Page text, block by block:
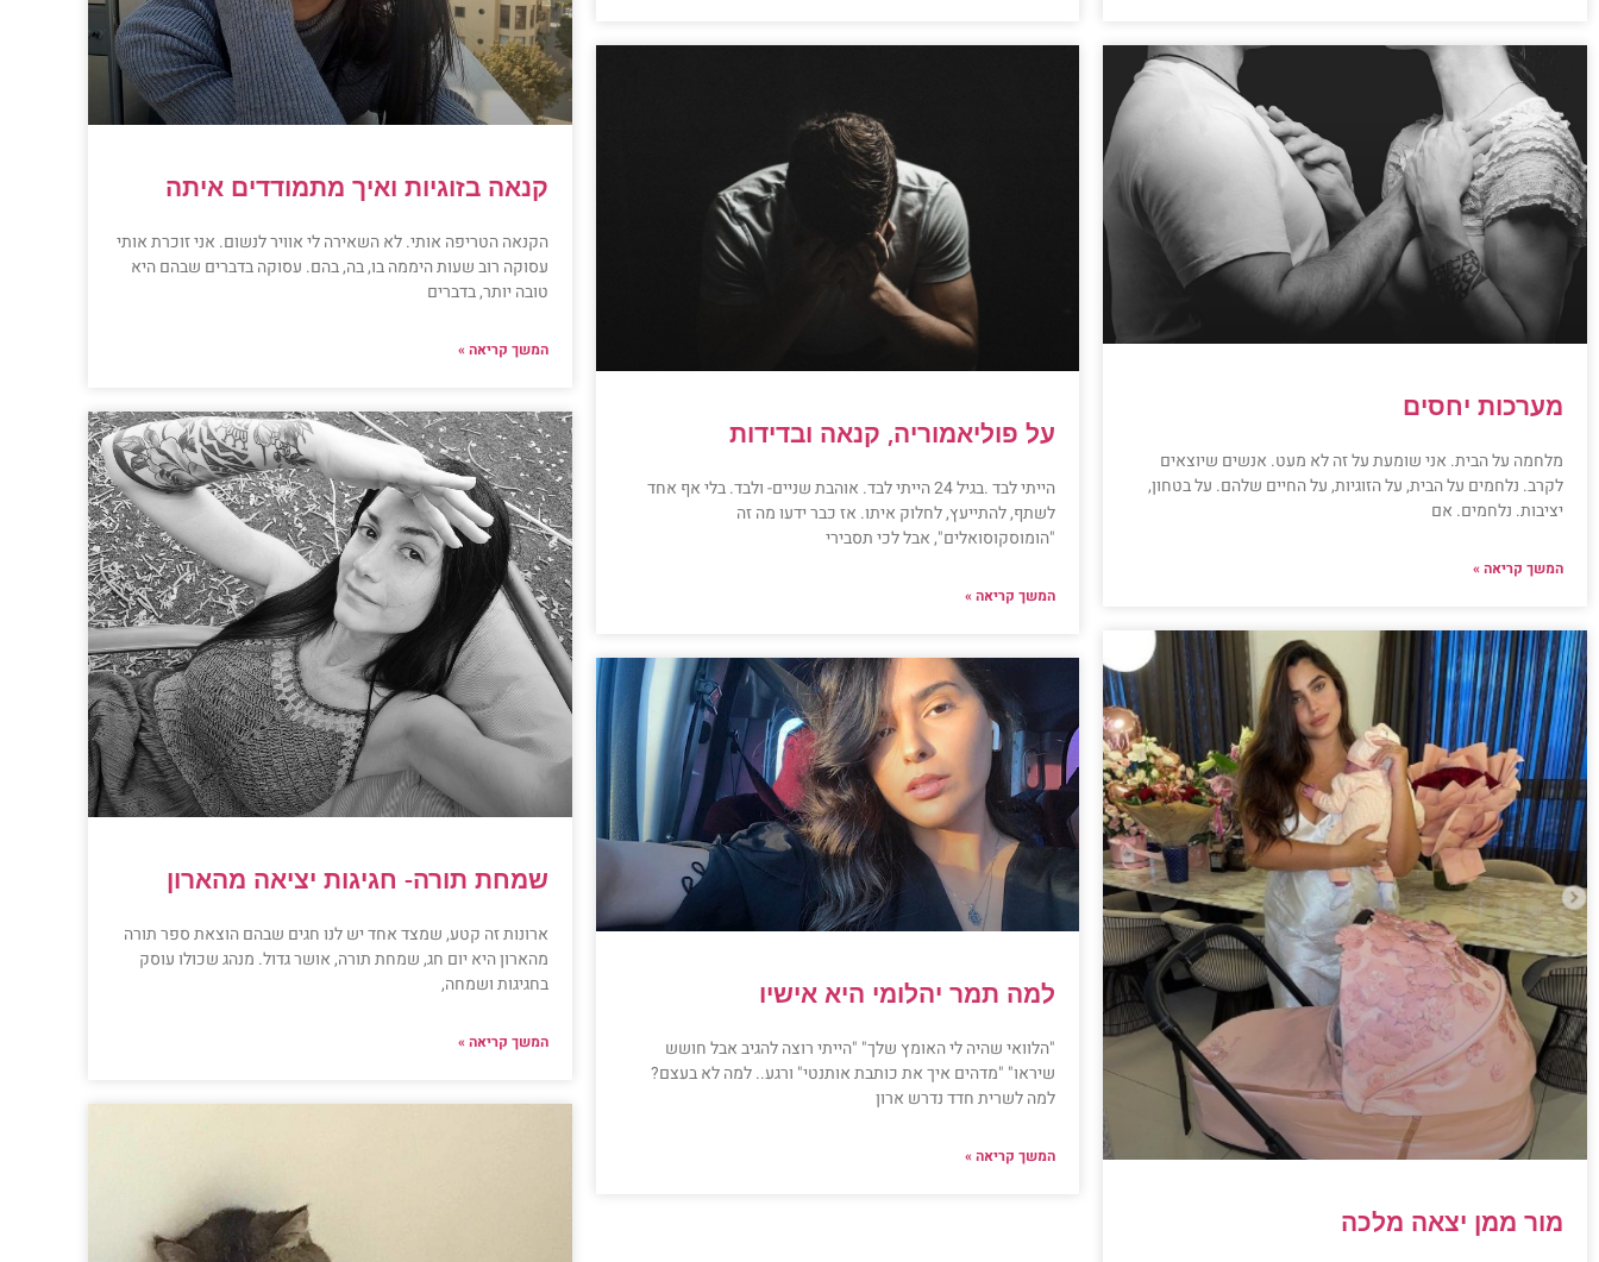
קנאה בזוגיות ואיך מתמודדים איתה
הקנאה הטריפה אותי. לא השאירה לי אוויר לנשום. אני זוכרת אותי
עסוקה רוב שעות היממה בו, בה, בהם. עסוקה בדברים שבהם היא
טובה יותר, בדברים
המשך קריאה »
מערכות יחסים
מלחמה על הבית. אני שומעת על זה לא מעט. אנשים שיוצאים
לקרב. נלחמים על הבית, על הזוגיות, על החיים שלהם. על בטחון,
יציבות. נלחמים. אם
המשך קריאה »
על פוליאמוריה, קנאה ובדידות
הייתי לבד .בגיל 24 הייתי לבד. אוהבת שניים- ולבד. בלי אף אחד
לשתף, להתייעץ, לחלוק איתו. אז כבר ידעו מה זה
"הומוסקוסואלים", אבל לכי תסבירי
המשך קריאה »
שמחת תורה- חגיגות יציאה מהארון
ארונות זה קטע, שמצד אחד יש לנו חגים שבהם הוצאת ספר תורה
מהארון היא יום חג, שמחת תורה, אושר גדול. מנהג שכולו עוסק
בחגיגות ושמחה,
המשך קריאה »
מור ממן יצאה מלכה
למה תמר יהלומי היא אישיו
"הלוואי שהיה לי האומץ שלך" "הייתי רוצה להגיב אבל חושש
שיראו" "מדהים איך את כותבת אותנטי" ורגע.. למה לא בעצם?
למה לשרית חדד נדרש ארון
המשך קריאה »